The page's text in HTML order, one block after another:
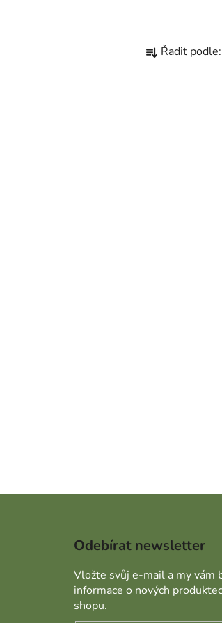
Řazení
Řadit podle:
Odebírat newsletter
Vložte svůj e-mail a my vám
informace o nových
shopu.